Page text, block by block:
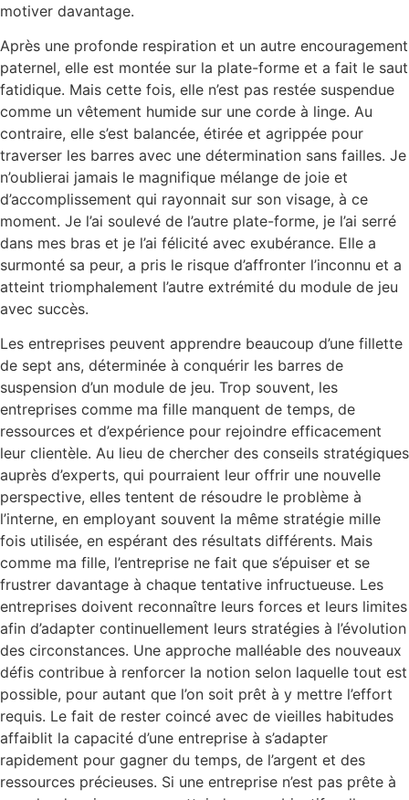
motiver davantage.
Après une profonde respiration et un autre encouragement
paternel, elle est montée sur la plate-forme et a fait le saut
fatidique. Mais cette fois, elle n’est pas restée suspendue
comme un vêtement humide sur une corde à linge. Au
contraire, elle s’est balancée, étirée et agrippée pour
traverser les barres avec une détermination sans failles. Je
n’oublierai jamais le magnifique mélange de joie et
d’accomplissement qui rayonnait sur son visage, à ce
moment. Je l’ai soulevé de l’autre plate-forme, je l’ai serré
dans mes bras et je l’ai félicité avec exubérance. Elle a
surmonté sa peur, a pris le risque d’affronter l’inconnu et a
atteint triomphalement l’autre extrémité du module de jeu
avec succès.
Les entreprises peuvent apprendre beaucoup d’une fillette
de sept ans, déterminée à conquérir les barres de
suspension d’un module de jeu. Trop souvent, les
entreprises comme ma fille manquent de temps, de
ressources et d’expérience pour rejoindre efficacement
leur clientèle. Au lieu de chercher des conseils stratégiques
auprès d’experts, qui pourraient leur offrir une nouvelle
perspective, elles tentent de résoudre le problème à
l’interne, en employant souvent la même stratégie mille
fois utilisée, en espérant des résultats différents. Mais
comme ma fille, l’entreprise ne fait que s’épuiser et se
frustrer davantage à chaque tentative infructueuse. Les
entreprises doivent reconnaître leurs forces et leurs limites
afin d’adapter continuellement leurs stratégies à l’évolution
des circonstances. Une approche malléable des nouveaux
défis contribue à renforcer la notion selon laquelle tout est
possible, pour autant que l’on soit prêt à y mettre l’effort
requis. Le fait de rester coincé avec de vieilles habitudes
affaiblit la capacité d’une entreprise à s’adapter
rapidement pour gagner du temps, de l’argent et des
ressources précieuses. Si une entreprise n’est pas prête à